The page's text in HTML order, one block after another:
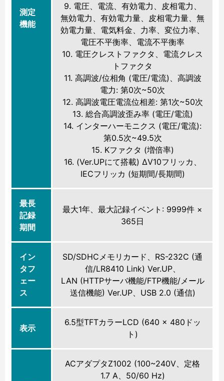
測定
機能
9. 電圧、電流、有効電力、皮相電力、
無効電力、有効電力量、皮相電力量、無
効電力量、電気料金、力率、変位力率、
電圧不平衡率、電流不平衡率
10. 電圧クレストファクタ、電流クレス
トファクタ
11. 高調波/位相角 (電圧/電流)、高調波
電力: 第0次~50次
12. 高調波電圧電流位相差: 第1次~50次
13. 総合高調波歪み率 (電圧/電流)
14. インターハーモニクス (電圧/電流):
第0.5次~49.5次
15. Kファクタ (増倍率)
16. (Ver.UPにて搭載) ΔV10フリッカ、
IECフリッカ (短期間/長期間)
最長
記録
期間
最大1年、最大記録イベント: 9999件 ×
365日
イン
タフ
ェー
ス
SD/SDHCメモリカード、RS-232C (通
信/LR8410 Link) Ver.UP、
LAN (HTTPサーバ機能/FTP機能/メール
送信機能) Ver.UP、USB 2.0 (通信)
表示
6.5型TFTカラーLCD (640 × 480ドッ
ト)
ACアダプタZ1002 (100~240V、定格
1.7 A、50/60 Hz)